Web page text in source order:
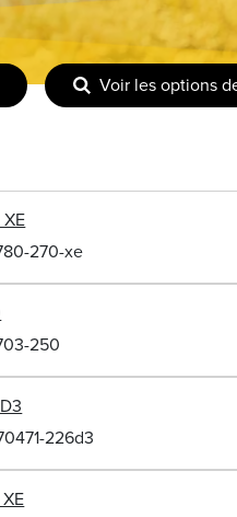
Voir les options
270-xe
250
226d3